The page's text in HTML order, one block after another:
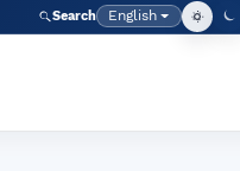
Search Language
English